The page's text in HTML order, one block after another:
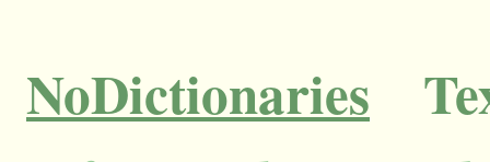
NoDictionaries